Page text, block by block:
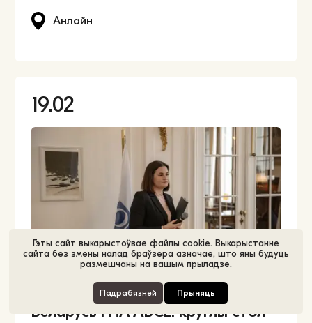
Гэты сайт выкарыстоўвае файлы cookie. Выкарыстанне
сайта без змены налад браўзера азначае, што яны будуць
размешчаны на вашым прыладзе.
Падрабязней Прыняць
Анлайн
19.02
Беларусь і ПА АБСЕ: круглы стол